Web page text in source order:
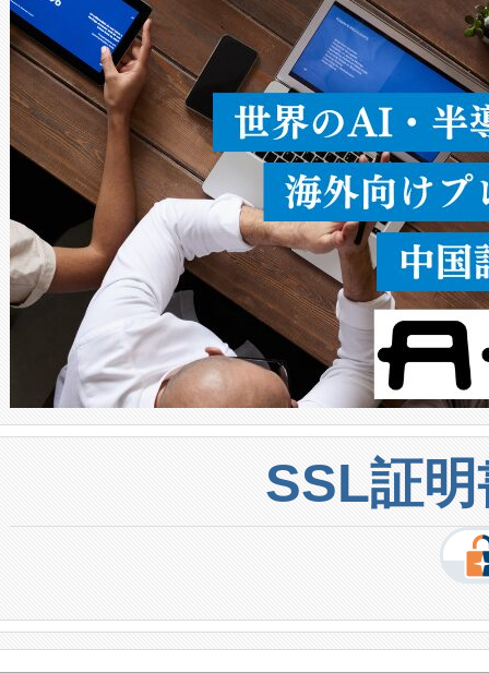
うにします。遠距離まで届く
密度なスキャ […]
SSL証